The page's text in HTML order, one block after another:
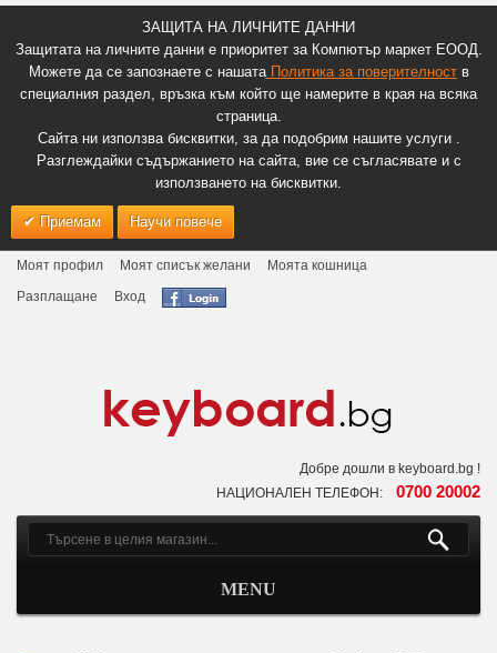
ЗАЩИТА НА ЛИЧНИТЕ ДАННИ
Защитата на личните данни е приоритет за Компютър маркет ЕООД.
Можете да се запознаете с нашатаПолитика за поверителноств
специалния раздел, връзка към който ще намерите в края на всяка
страница.
Сайта ни използва бисквитки, за да подобрим нашите услуги .
Разглеждайки съдържанието на сайта, вие се съгласявате и с
използването на бисквитки.
Приемам Научи повече
Моят профил Моят списък желани
Моята кошница
Разплащане
Вход
Добре дошли в keyboard.bg !
НАЦИОНАЛЕН ТЕЛЕФОН: 0700 20002
MENU